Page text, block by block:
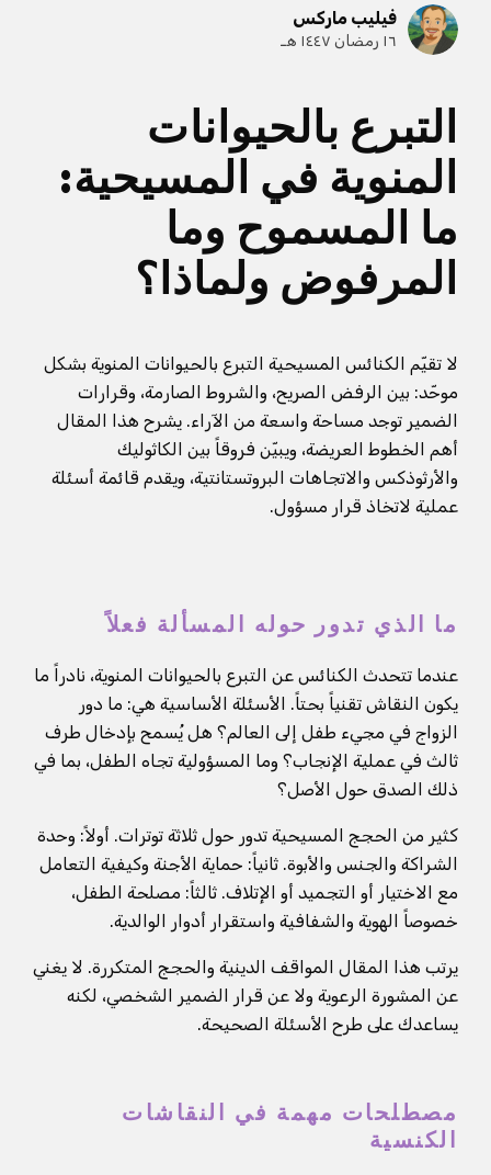
فيليب ماركس
١٦ رمضان ١٤٤٧ هـ
التبرع بالحيوانات
المنوية في المسيحية:
ما المسموح وما
المرفوض ولماذا؟
لا تقيّم الكنائس المسيحية التبرع بالحيوانات المنوية بشكل
موحّد: بين الرفض الصريح، والشروط الصارمة، وقرارات
الضمير توجد مساحة واسعة من الآراء. يشرح هذا المقال
أهم الخطوط العريضة، ويبيّن فروقاً بين الكاثوليك
والأرثوذكس والاتجاهات البروتستانتية، ويقدم قائمة أسئلة
عملية لاتخاذ قرار مسؤول.
ما الذي تدور حوله المسألة فعلاً
عندما تتحدث الكنائس عن التبرع بالحيوانات المنوية، نادراً ما
يكون النقاش تقنياً بحتاً. الأسئلة الأساسية هي: ما دور
الزواج في مجيء طفل إلى العالم؟ هل يُسمح بإدخال طرف
ثالث في عملية الإنجاب؟ وما المسؤولية تجاه الطفل، بما في
ذلك الصدق حول الأصل؟
كثير من الحجج المسيحية تدور حول ثلاثة توترات. أولاً: وحدة
الشراكة والجنس والأبوة. ثانياً: حماية الأجنة وكيفية التعامل
مع الاختيار أو التجميد أو الإتلاف. ثالثاً: مصلحة الطفل،
خصوصاً الهوية والشفافية واستقرار أدوار الوالدية.
يرتب هذا المقال المواقف الدينية والحجج المتكررة. لا يغني
عن المشورة الرعوية ولا عن قرار الضمير الشخصي، لكنه
يساعدك على طرح الأسئلة الصحيحة.
مصطلحات مهمة في النقاشات
الكنسية